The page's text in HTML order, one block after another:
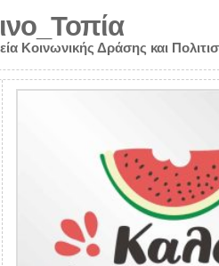
Κοινωνικής Δράσης και